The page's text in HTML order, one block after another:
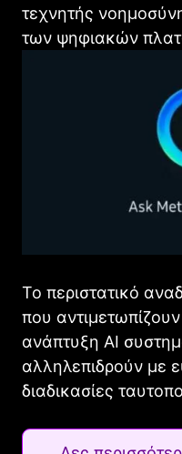
τεχνητής
των ψηφιακών
Το περιστατικό
που
ανάπτυξη AI
αλληλεπιδρούν με
διαδικασίες